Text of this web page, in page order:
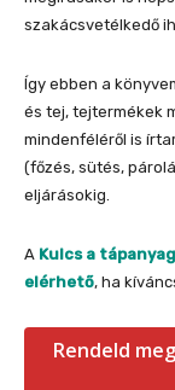
szakácsvetélkedő
Így ebben a
és tej, tejtermékek
mindenféléről is
(főzés, sütés,
eljárásokig.
A Kulcs a
elérhető, ha
Rendeld